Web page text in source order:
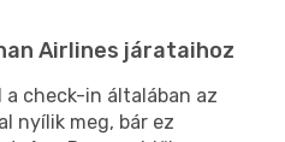
Airlines járataihoz
check-in általában az
nyílik meg, bár ez